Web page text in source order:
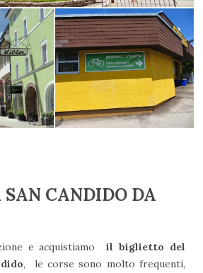
SAN CANDIDO DA
e acquistiamoil biglietto del
, le corse sono molto frequenti,